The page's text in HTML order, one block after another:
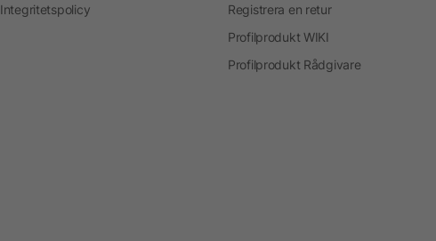
Integritetspolicy
Registrera en retur
Profilprodukt WIKI
Profilprodukt Rådgivare